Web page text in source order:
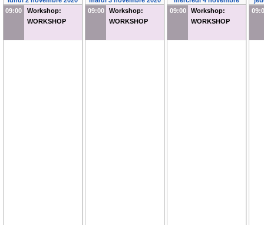
09:00
Workshop:
WORKSHOP
09:00
Workshop:
WORKSHOP
2020
09:00
Workshop:
WORKSHOP